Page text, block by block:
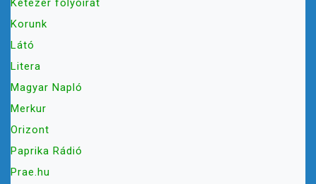
Kétezer folyóirat
Korunk
Látó
Litera
Magyar Napló
Merkur
Orizont
Paprika Rádió
Prae.hu